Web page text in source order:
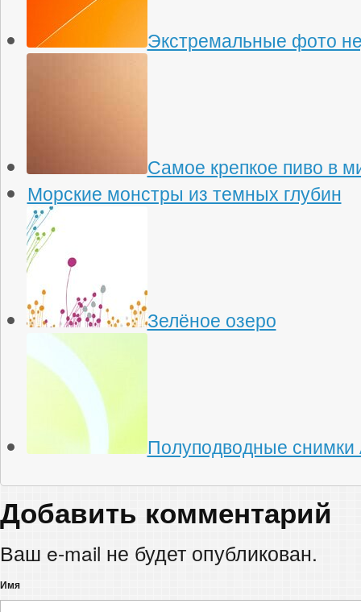
Экстремальные фото
Самое крепкое пиво в
Морские монстры из темных глубин
Зелёное озеро
Полуподводные снимки
Добавить комментарий
Ваш e-mail не будет опубликован.
Имя